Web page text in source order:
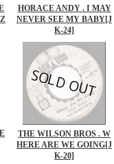
HORACE ANDY . I MAY
NEVER SEE MY BABY[J
K-24]
THE WILSON BROS . W
HERE ARE WE GOING[J
K-20]